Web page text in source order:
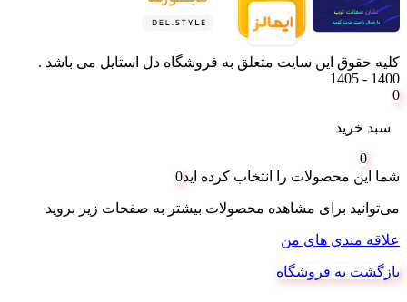
کلیه حقوق این سایت متعلق به فروشگاه دل استایل می باشد .
1400 - 1405
0
سبد خرید
0
شما این محصولات را انتخاب کرده اید0
می‌توانید برای مشاهده محصولات بیشتر به صفحات زیر بروید
علاقه مندی های من
بازگشت به فروشگاه